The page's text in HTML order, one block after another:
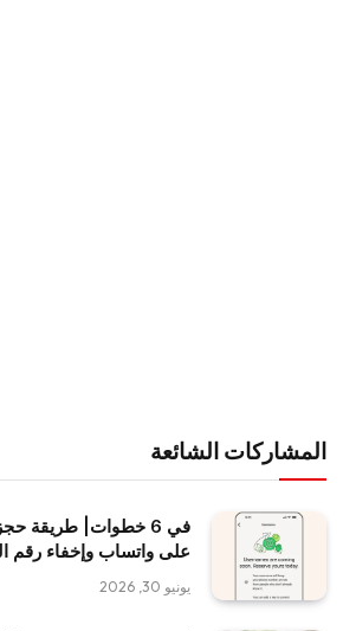
المشاركات الشائعة
في 6 خطوات| طريقة
على واتساب وإخفاء رقم
يونيو 30, 2026